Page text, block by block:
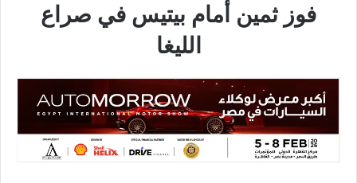
فوز ثمين أمام بيتيس في صراع
الليغا